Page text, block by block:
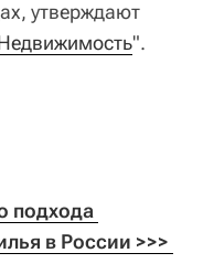
утверждают
".
подхода
в России >>>